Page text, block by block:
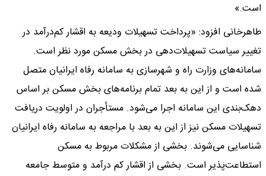
است.»
طاهرخانی افزود: «پرداخت تسهیلات ودیعه به اقشار کم‌درآمد در
تغییر سیاست تسهیلات‌دهی در بخش مسکن مورد نظر است.
سامانه‌های وزارت راه و شهرسازی به سامانه رفاه ایرانیان متصل
شده است و از این به بعد تمام برنامه‌های بخش مسکن بر اساس
دهک‌بندی این سامانه اجرا می‌شود. مستأجران در اولویت دریافت
تسهیلات مسکن نیز از این به بعد با مراجعه به سامانه رفاه ایرانیان
شناسایی می‌شوند. بخشی از مشکلات مربوط به مسکن
استطاعت‌پذیر است. بخشی از اقشار کم درآمد و متوسط جامعه